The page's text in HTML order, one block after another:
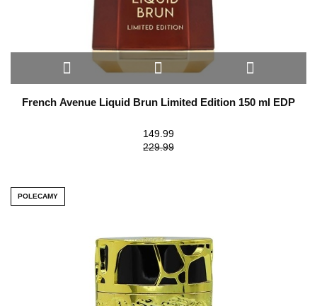
French Avenue Liquid Brun Limited Edition 150 ml EDP
149.99
229.99
POLECAMY